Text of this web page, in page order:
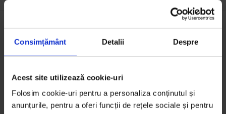
Consimțământ Detalii Despre
Acest site utilizează cookie-uri
Folosim cookie-uri pentru a personaliza conținutul și
anunțurile, pentru a oferi funcții de rețele sociale și pentru
S-ar putea să-ți mai placă: